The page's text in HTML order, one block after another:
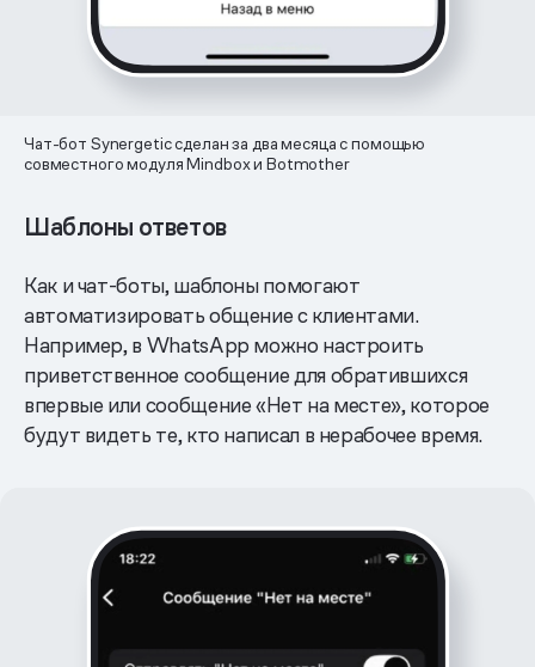
Чат-бот Synergetic сделан за два месяца с помощью
совместного модуля Mindbox и Botmother
Шаблоны ответов
Как и чат-боты, шаблоны помогают
автоматизировать общение с клиентами.
Например, в WhatsApp можно настроить
приветственное сообщение для обратившихся
впервые или сообщение «Нет на месте», которое
будут видеть те, кто написал в нерабочее время.